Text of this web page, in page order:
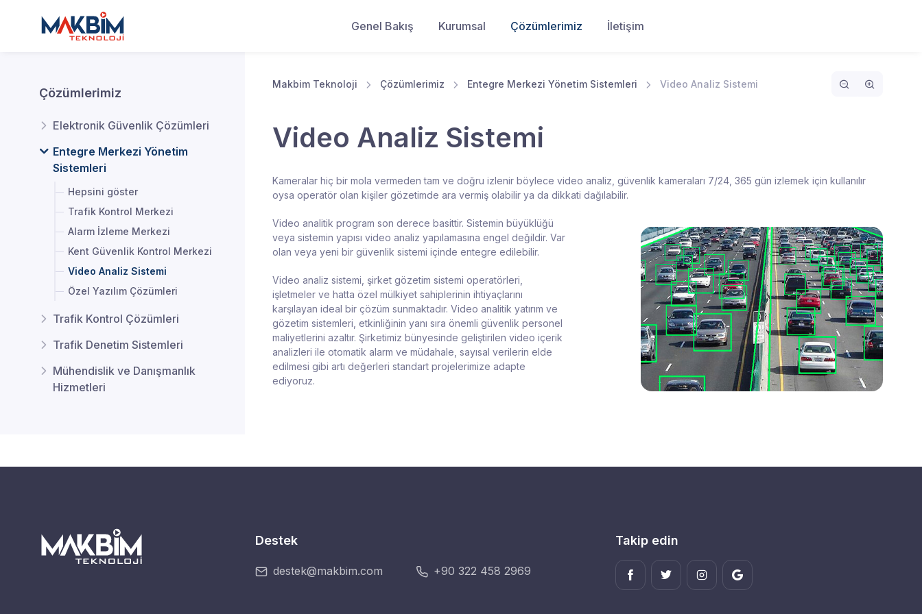
Genel Bakış Kurumsal Çözümlerimiz İletişim
Çözümlerimiz
Elektronik Güvenlik Çözümleri
Entegre Merkezi Yönetim
Sistemleri
Hepsini göster
Trafik Kontrol Merkezi
Alarm İzleme Merkezi
Kent Güvenlik Kontrol Merkezi
Video Analiz Sistemi
Özel Yazılım Çözümleri
Trafik Kontrol Çözümleri
Trafik Denetim Sistemleri
Mühendislik ve Danışmanlık
Hizmetleri
Makbim Teknoloji Çözümlerimiz Entegre Merkezi Yönetim Sistemleri Video Analiz Sistemi
Video Analiz Sistemi
Kameralar hiç bir mola vermeden tam ve doğru izlenir böylece video analiz, güvenlik kameraları 7/24, 365 gün izlemek için kullanılır
oysa operatör olan kişiler gözetimde ara vermiş olabilir ya da dikkati dağılabilir.
Video analitik program son derece basittir. Sistemin büyüklüğü
veya sistemin yapısı video analiz yapılamasına engel değildir. Var
olan veya yeni bir güvenlik sistemi içinde entegre edilebilir.
Video analiz sistemi, şirket gözetim sistemi operatörleri,
işletmeler ve hatta özel mülkiyet sahiplerinin ihtiyaçlarını
karşılayan ideal bir çözüm sunmaktadır. Video analitik yatırım ve
gözetim sistemleri, etkinliğinin yanı sıra önemli güvenlik personel
maliyetlerini azaltır. Şirketimiz bünyesinde geliştirilen video içerik
analizleri ile otomatik alarm ve müdahale, sayısal verilerin elde
edilmesi gibi artı değerleri standart projelerimize adapte
ediyoruz.
Destek
destek@makbim.com +90 322 458 2969
Takip edin